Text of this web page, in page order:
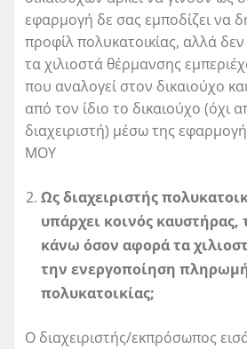
εφαρμογή δε σας εμποδίζει να
προφίλ πολυκατοικίας, αλλά δεν
τα χιλιοστά θέρμανσης
που αναλογεί στον δικαιούχο
από τον ίδιο το δικαιούχο (όχι
διαχειριστή) μέσω της
ΜΟΥ
Ως διαχειριστής
υπάρχει κοινός καυστήρας,
κάνω όσον αφορά τα
την ενεργοποίηση
πολυκατοικίας;
Ο διαχειριστής/εκπρόσωπος